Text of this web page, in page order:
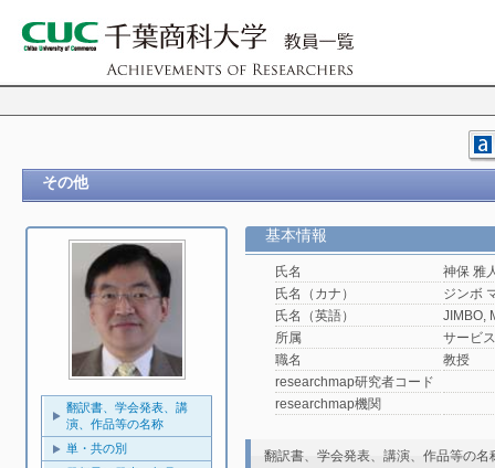
その他
翻訳書、学会発表、講
演、作品等の名称
単・共の別
基本情報
氏名
神保 雅
氏名（カナ）
ジンボ
氏名（英語）
JIMBO,
所属
サービ
職名
教授
researchmap研究者コード
researchmap機関
翻訳書、学会発表、講演、作品等の名